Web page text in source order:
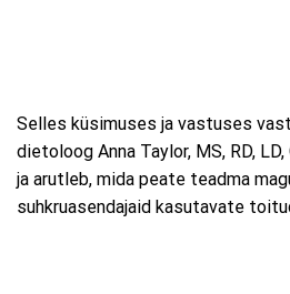
Selles küsimuses ja vastuses
dietoloog Anna Taylor, MS, RD,
ja arutleb, mida peate teadma
suhkruasendajaid kasutavate